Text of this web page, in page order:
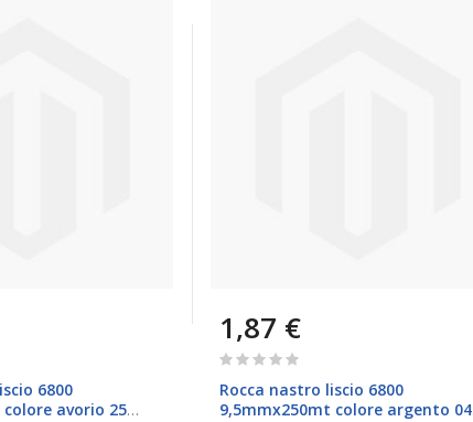
6800
avorio 25
1,87 €
Rating:
Rocca nastro liscio 6800
9,5mmx250mt colore argento 04